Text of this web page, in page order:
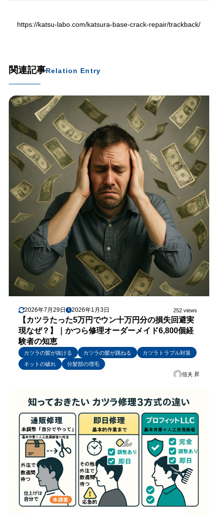
https://katsu-labo.com/katsura-base-crack-repair/trackback/
関連記事Relation Entry
2026年7月29日 2026年1月3日 252 views
【カツラたった5万円でウン十万円分の損失回避実
現なぜ？】｜かつら修理オーダーメイド6,800個経
験者の知恵
カツラの髪が抜ける カツラの髪が跳ねる
カツラトラブル対策
ネットの破れ
分髪部の増毛
信夫 昇